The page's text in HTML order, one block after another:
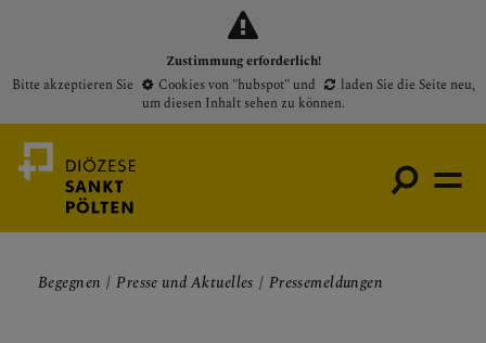
Zustimmung erforderlich!
Bitte akzeptieren Sie
Cookies von "hubspot"und laden Sie die Seite neu,
um diesen Inhalt sehen zu können.
Begegnen Presse und Aktuelles Pressemeldungen